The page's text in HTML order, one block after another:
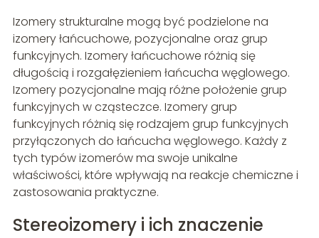
Izomery strukturalne mogą być podzielone na
izomery łańcuchowe, pozycjonalne oraz grup
funkcyjnych. Izomery łańcuchowe różnią się
długością i rozgałęzieniem łańcucha węglowego.
Izomery pozycjonalne mają różne położenie grup
funkcyjnych w cząsteczce. Izomery grup
funkcyjnych różnią się rodzajem grup funkcyjnych
przyłączonych do łańcucha węglowego. Każdy z
tych typów izomerów ma swoje unikalne
właściwości, które wpływają na reakcje chemiczne i
zastosowania praktyczne.
Stereoizomery i ich znaczenie